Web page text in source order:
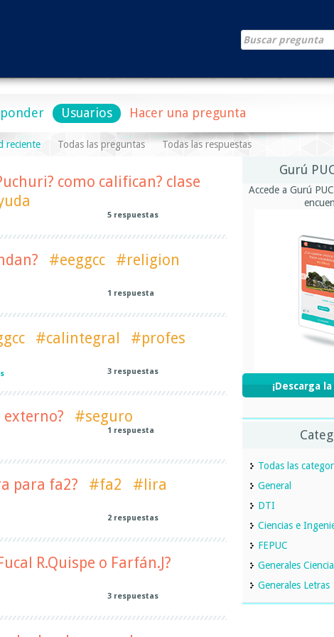
Usuarios Hacer una pregunta
reciente Todas las preguntas Todas las respuestas
como califican? clase
5 respuestas
#eeggcc
#religion
1 respuesta
#calintegral
#profes
3 respuestas
#seguro
1 respuesta
para fa2? #fa2
#lira
2 respuestas
R.Quispe o Farfán.J?
3 respuestas
Gurú
Accede a Gurú
¡Descarga
Todas las
General
DTI
Ciencias e
FEPUC
Generales
Generales Letras